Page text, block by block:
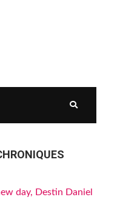
day, Destin Daniel